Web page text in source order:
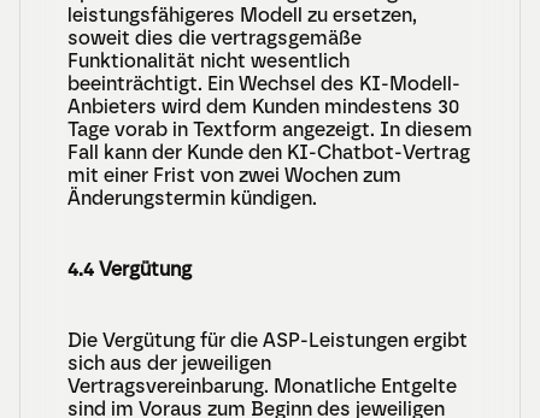
leistungsfähigeres Modell zu ersetzen,
soweit dies die vertragsgemäße
Funktionalität nicht wesentlich
beeinträchtigt. Ein Wechsel des KI-Modell-
Anbieters wird dem Kunden mindestens 30
Tage vorab in Textform angezeigt. In diesem
Fall kann der Kunde den KI-Chatbot-Vertrag
mit einer Frist von zwei Wochen zum
Änderungstermin kündigen.
4.4 Vergütung
Die Vergütung für die ASP-Leistungen ergibt
sich aus der jeweiligen
Vertragsvereinbarung. Monatliche Entgelte
sind im Voraus zum Beginn des jeweiligen